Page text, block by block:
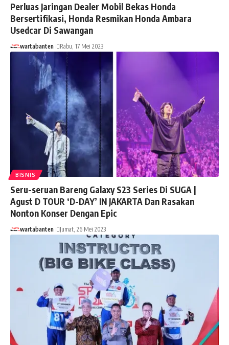
Perluas Jaringan Dealer Mobil Bekas Honda
Bersertifikasi, Honda Resmikan Honda Ambara
Usedcar Di Sawangan
wartabanten Rabu, 17 Mei 2023
BISNIS
Seru-seruan Bareng Galaxy S23 Series Di SUGA |
Agust D TOUR ‘D-DAY’ IN JAKARTA Dan Rasakan
Nonton Konser Dengan Epic
wartabanten Jumat, 26 Mei 2023